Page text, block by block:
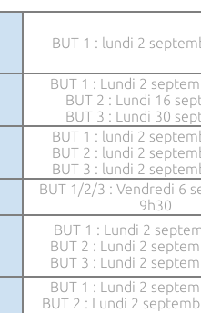
BUT 1 : lundi 2
BUT 1 : Lundi 2
BUT 2 : Lundi 16
BUT 3 : Lundi 30
BUT 1 : lundi 2
BUT 2 : lundi 2
BUT 3 : lundi 2
BUT 1/2/3 : Vendredi 6
9h30
BUT 1 : Lundi 2
BUT 2 : Lundi 2
BUT 3 : Lundi 2
BUT 1 : Lundi 2
BUT 2 : Lundi 2